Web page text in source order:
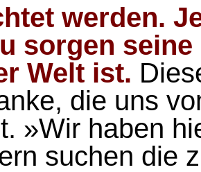
werden.
sorgen
Welt ist.
die uns
»Wir haben
suchen die